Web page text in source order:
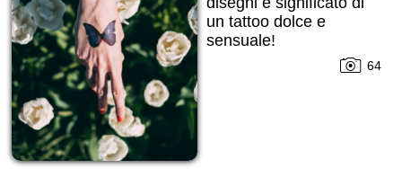
un tattoo dolce e
sensuale!
64